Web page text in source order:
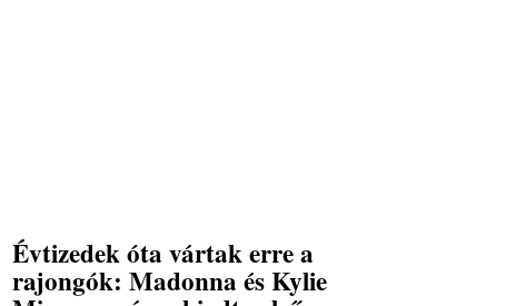
Évtizedek óta vártak erre a
rajongók: Madonna és Kylie